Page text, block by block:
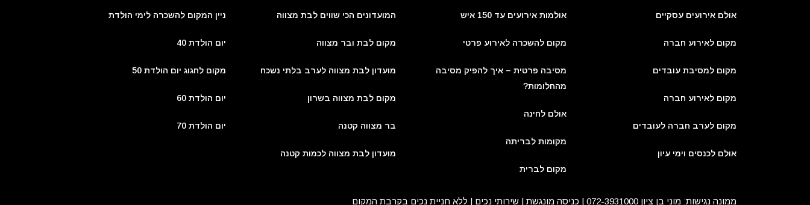
ניין המקום להשכרה לימי הולדת
יום הולדת 40
מקום לחגוג יום הולדת 50
יום הולדת 60
יום הולדת 70
המועדונים הכי שווים לבת מצווה
מקום לבת ובר מצווה
מועדון לבת מצווה לערב בלתי נשכח
מקום לבת מצווה בשרון
בר מצווה קטנה
מועדון לבת מצווה לכמות קטנה
אולמות אירועים עד 150 איש
מקום להשכרה לאירוע פרטי
מסיבה פרטית – איך להפיק מסיבה
מהחלומות?
אולם לחינה
מקומות לבריתה
מקום לברית
אולם אירועים עסקיים
מקום לאירוע חברה
מקום למסיבת עובדים
מקום לאירוע חברה
מקום לערב חברה לעובדים
אולם לכנסים וימי עיון
ממונה נגישות: מוני בן ציון 072-3931000 | כניסה מונגשת | שירותי נכים | ללא חניית נכים בקרבת המקום